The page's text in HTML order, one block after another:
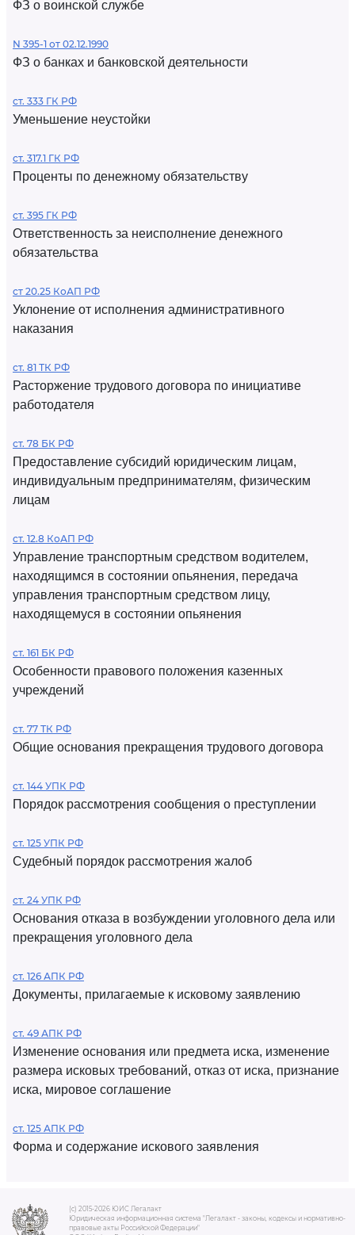
ФЗ о воинской службе
N 395-1 от 02.12.1990
ФЗ о банках и банковской деятельности
ст. 333 ГК РФ
Уменьшение неустойки
ст. 317.1 ГК РФ
Проценты по денежному обязательству
ст. 395 ГК РФ
Ответственность за неисполнение денежного
обязательства
ст 20.25 КоАП РФ
Уклонение от исполнения административного
наказания
ст. 81 ТК РФ
Расторжение трудового договора по инициативе
работодателя
ст. 78 БК РФ
Предоставление субсидий юридическим лицам,
индивидуальным предпринимателям, физическим
лицам
ст. 12.8 КоАП РФ
Управление транспортным средством водителем,
находящимся в состоянии опьянения, передача
управления транспортным средством лицу,
находящемуся в состоянии опьянения
ст. 161 БК РФ
Особенности правового положения казенных
учреждений
ст. 77 ТК РФ
Общие основания прекращения трудового договора
ст. 144 УПК РФ
Порядок рассмотрения сообщения о преступлении
ст. 125 УПК РФ
Судебный порядок рассмотрения жалоб
ст. 24 УПК РФ
Основания отказа в возбуждении уголовного дела или
прекращения уголовного дела
ст. 126 АПК РФ
Документы, прилагаемые к исковому заявлению
ст. 49 АПК РФ
Изменение основания или предмета иска, изменение
размера исковых требований, отказ от иска, признание
иска, мировое соглашение
ст. 125 АПК РФ
Форма и содержание искового заявления
(c) 2015-2026 ЮИС Легалакт
Юридическая информационная система "Легалакт - законы, кодексы и нормативно-
правовые акты Российской Федерации"